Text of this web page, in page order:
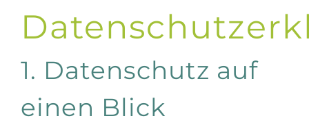
1. Datenschutz auf
einen Blick